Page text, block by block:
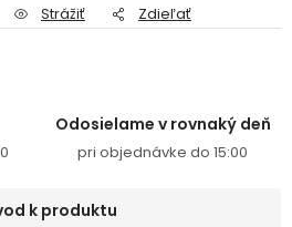
Strážiť Zdieľať
Odosielame v rovnaký deň
pri objednávke do 15:00
k produktu